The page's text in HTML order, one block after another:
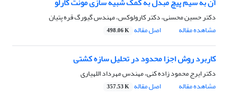
دکتر حسین محسنی، دکتر کارولوکس، مهندس گیورگ قره پتیان
مشاهده مقاله
اصل مقاله 498.06 K
کاربرد روش اجزا محدود در تحلیل سازه کشتی
دکتر ایرج محمود زاده کنی، مهندس مهرداد اللهیاری
مشاهده مقاله
اصل مقاله 357.53 K